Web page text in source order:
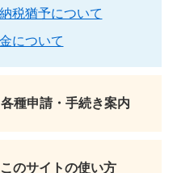
税猶予について
について
各種申請・手続き案内
このサイトの使い方